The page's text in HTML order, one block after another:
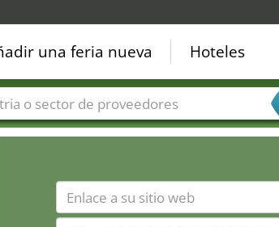
una feria nueva Hoteles
de ferias Sectores de proveedor de servicios